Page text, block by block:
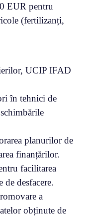
EUR pentru
(fertilizanți,
UCIP IFAD
în tehnici de
planurilor de
finanțărilor.
facilitarea
desfacere.
a
obținute de